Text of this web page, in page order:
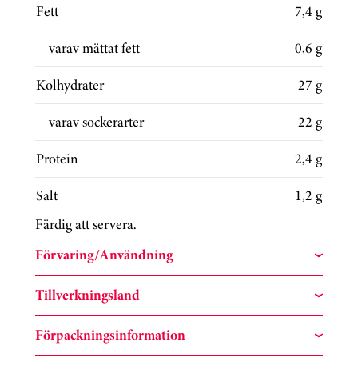
Fett
7,4 g
varav mättat fett
0,6 g
Kolhydrater
27 g
varav sockerarter
22 g
Protein
2,4 g
Salt
1,2 g
Färdig att servera.
Förvaring/Användning
Tillverkningsland
Förpackningsinformation